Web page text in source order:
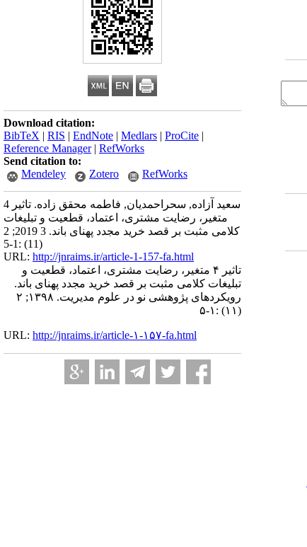
Download citation:
BibTeX | RIS | EndNote | Medlars | ProCite |
Reference Manager| RefWorks
Send citation to:
Mendeley
Zotero RefWorks
سعید آزاده, سحراحمدیان, فاطمه محقق زاده. تاثیر 4
متغیر، رضایت مشتری، اعتماد، قطعیت و تبلیغات
کلامی مثبت بر قصد خرید مجدد پهنای باند. 3 2019; 2
(11) :1-5
URL: http://jnraims.ir/article-1-157-fa.html
تاثیر ۴ متغیر، رضایت مشتری، اعتماد، قطعیت و
تبلیغات کلامی مثبت بر قصد خرید مجدد پهنای باند.
رویکردهای پژوهشی نو در علوم مدیریت. ۱۳۹۸; ۲
(۱۱) :۱-۵
URL: http://jnraims.ir/article-۱-۱۵۷-fa.html